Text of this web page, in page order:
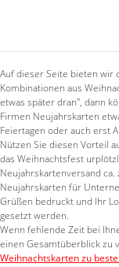
Auf dieser Seite bieten wir
Kombinationen aus
etwas später dran", dann
Firmen Neujahrskarten
Feiertagen oder auch erst
Nützen Sie diesen Vorteil
das Weihnachtsfest
Neujahrskartenversand
Neujahrskarten für
Grüßen bedruckt und Ihr
gesetzt werden.
Wenn fehlende Zeit bei
einen Gesamtüberblick zu
Weihnachtskarten zu